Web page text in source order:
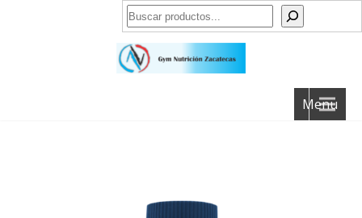
Buscar
Menu